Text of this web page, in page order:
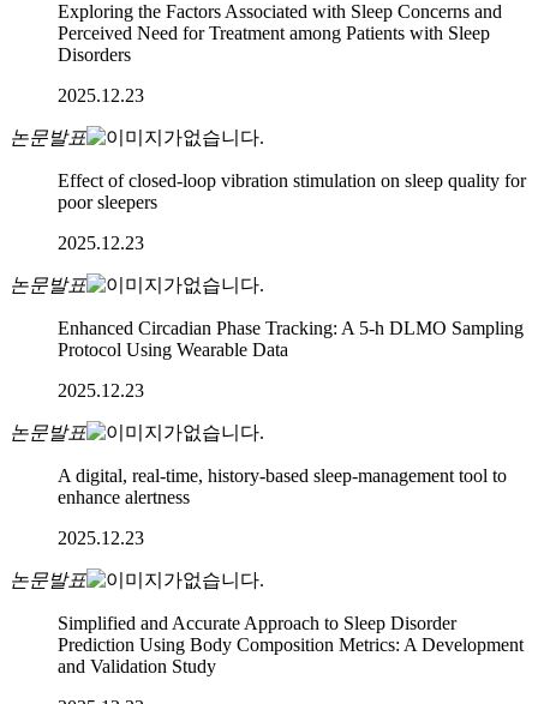
Exploring the Factors Associated with Sleep Concerns and
Perceived Need for Treatment among Patients with Sleep
Disorders
2025.12.23
논문발표
Effect of closed-loop vibration stimulation on sleep quality for
poor sleepers
2025.12.23
논문발표
Enhanced Circadian Phase Tracking: A 5-h DLMO Sampling
Protocol Using Wearable Data
2025.12.23
논문발표
A digital, real-time, history-based sleep-management tool to
enhance alertness
2025.12.23
논문발표
Simplified and Accurate Approach to Sleep Disorder
Prediction Using Body Composition Metrics: A Development
and Validation Study